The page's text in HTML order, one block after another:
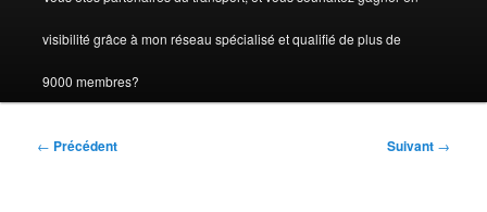
visibilité grâce à mon réseau spécialisé et qualifié de plus de
9000 membres?
Navigation
← Précédent Suivant →